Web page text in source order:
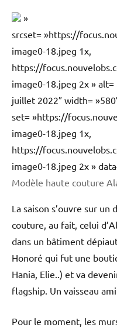
»
srcset= »https://
image0-18.jpeg 1x,
https://
image0-18.jpeg 2x »
juillet 2022″ width=
set= »https://
image0-18.jpeg 1x,
https://
image0-18.jpeg 2x »
Modèle haute couture
La saison s’ouvre sur
couture, au fait, celui
dans un bâtiment
Honoré qui fut une
Hania, Elie..) et va
flagship. Un vaisseau
Pour le moment, les